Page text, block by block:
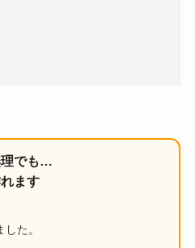
理でも…
ます
た。